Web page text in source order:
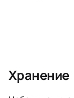
Хранение